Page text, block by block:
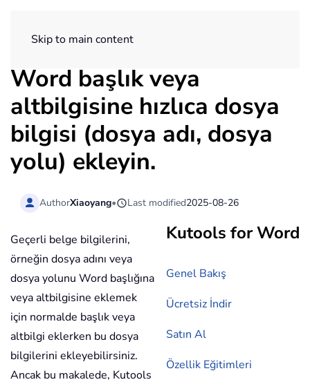
Skip to main content
Word başlık veya
altbilgisine hızlıca dosya
bilgisi (dosya adı, dosya
yolu) ekleyin.
AuthorXiaoyang• Last modified2025-08-26
Kutools for Word
Genel Bakış
Ücretsiz İndir
Satın Al
Özellik Eğitimleri
Geçerli belge bilgilerini,
örneğin dosya adını veya
dosya yolunu Word başlığına
veya altbilgisine eklemek
için normalde başlık veya
altbilgi eklerken bu dosya
bilgilerini ekleyebilirsiniz.
Ancak bu makalede, Kutools